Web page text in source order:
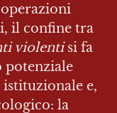
il confine tra
violenti si fa
potenziale
e,
la